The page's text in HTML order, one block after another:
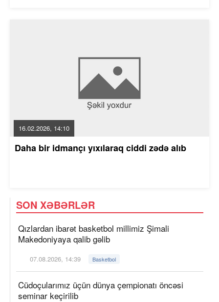
16.02.2026, 14:10
Daha bir idmançı yıxılaraq ciddi zədə alıb
SON XƏBƏRLƏR
Qızlardan ibarət basketbol millimiz Şimali
Makedoniyaya qalib gəlib
07.08.2026, 14:39 Basketbol
Cüdoçularımız üçün dünya çempionatı öncəsi
seminar keçirilib